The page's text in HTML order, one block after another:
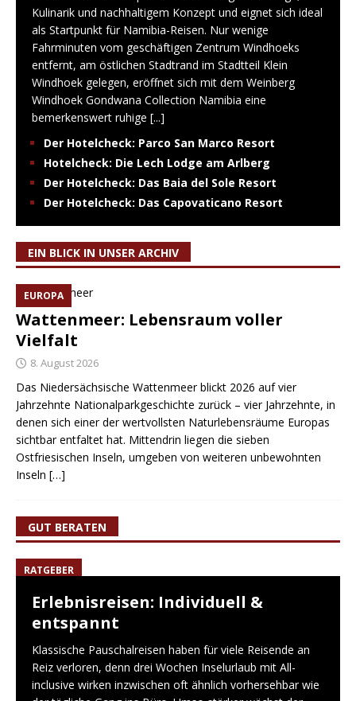
Kulinarik und nachhaltigem Konzept und eignet sich ideal
als Startpunkt für Namibia-Reisen. Nur wenige
Fahrminuten vom geschäftigen Zentrum Windhoeks
entfernt, am östlichen Stadtrand im Stadtteil Klein
Windhoek gelegen, eröffnet sich mit dem Weinberg
Windhoek Gondwana Collection Namibia eine
bemerkenswert ruhige [...]
Der Hotelcheck: Parco San Marco Resort
Hotelcheck: Die Lech Lodge am Arlberg
Der Hotelcheck: Das Baia del Sole Resort
Der Hotelcheck: Das Capovaticano Resort
EIN BLICK IN UNSER ARCHIV
EUROPA
Wattenmeer: Lebensraum voller
Vielfalt
8. August 2026
Das Niedersächsische Wattenmeer blickt 2026 auf vier
Jahrzehnte Nationalparkgeschichte zurück – vier Jahrzehnte, in
denen sich einer der wertvollsten Naturlebensräume Europas
sichtbar entfaltet hat. Mittendrin liegen die sieben
Ostfriesischen Inseln, umgeben von weiteren unbewohnten
Inseln […]
GUT BERATEN
RATGEBER
Erlebnisreisen: Individuell &
entspannt
Klassische Pauschalreisen haben für viele Reisende an
Reiz verloren, denn drei Wochen Inselurlaub mit All-
inclusive wirken inzwischen oft ähnlich vorhersehbar wie